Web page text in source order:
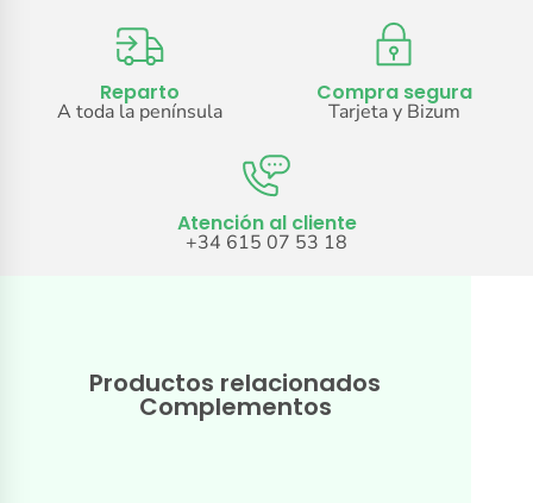
Reparto
A toda la península
Compra segura
Tarjeta y Bizum
Atención al cliente
+34 615 07 53 18
Productos relacionados
Complementos